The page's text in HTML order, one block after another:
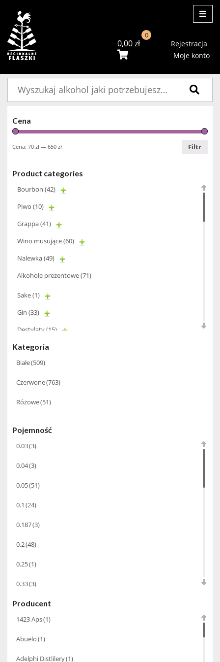
0,00zł
0
Rejestracja
Moje konto
Cena
Filtr
Cena: 70 zł — 650 zł
Product categories
Bourbon (42)
Piwo (10)
Grappa(41)
Wino musujące(60)
Nalewka(49)
Alkohole prezentowe(71)
Sake(1)
Gin (33)
Destylaty(15)
Cava(4)
Wino(1266)
Oliwa(1)
Whisky (462)
Likier (183)
Opakowania
Wodka(2)
Wódka
Calvados
(40)
Kategoria
Białe(509)
Czerwone(763)
Różowe(51)
Pojemność
0.03(3)
0.04(3)
0.05(51)
0.1 (24)
0.187(3)
0.2(48)
0.25(1)
0.33(3)
0.35(53)
0.375 (28)
0.5(213)
Producent
1423 Aps(1)
Abuelo(1)
Adelphi Distlilery(1)